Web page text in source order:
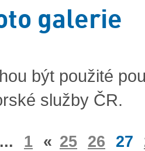
galerie
být použité
služby ČR.
... 1 « 25 26 27